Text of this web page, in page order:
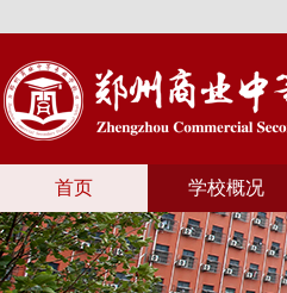
首页 学校概况